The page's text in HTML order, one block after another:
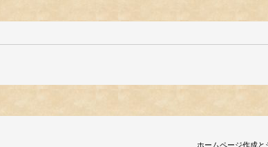
ホームページ作成